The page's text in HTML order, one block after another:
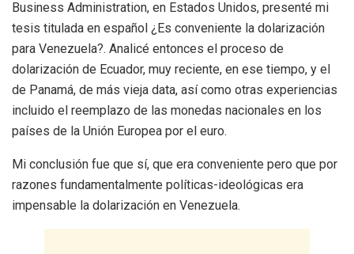
Business Administration, en Estados Unidos, presenté mi
tesis titulada en español ¿Es conveniente la dolarización
para Venezuela?. Analicé entonces el proceso de
dolarización de Ecuador, muy reciente, en ese tiempo, y el
de Panamá, de más vieja data, así como otras experiencias
incluido el reemplazo de las monedas nacionales en los
países de la Unión Europea por el euro.
Mi conclusión fue que sí, que era conveniente pero que por
razones fundamentalmente políticas-ideológicas era
impensable la dolarización en Venezuela.